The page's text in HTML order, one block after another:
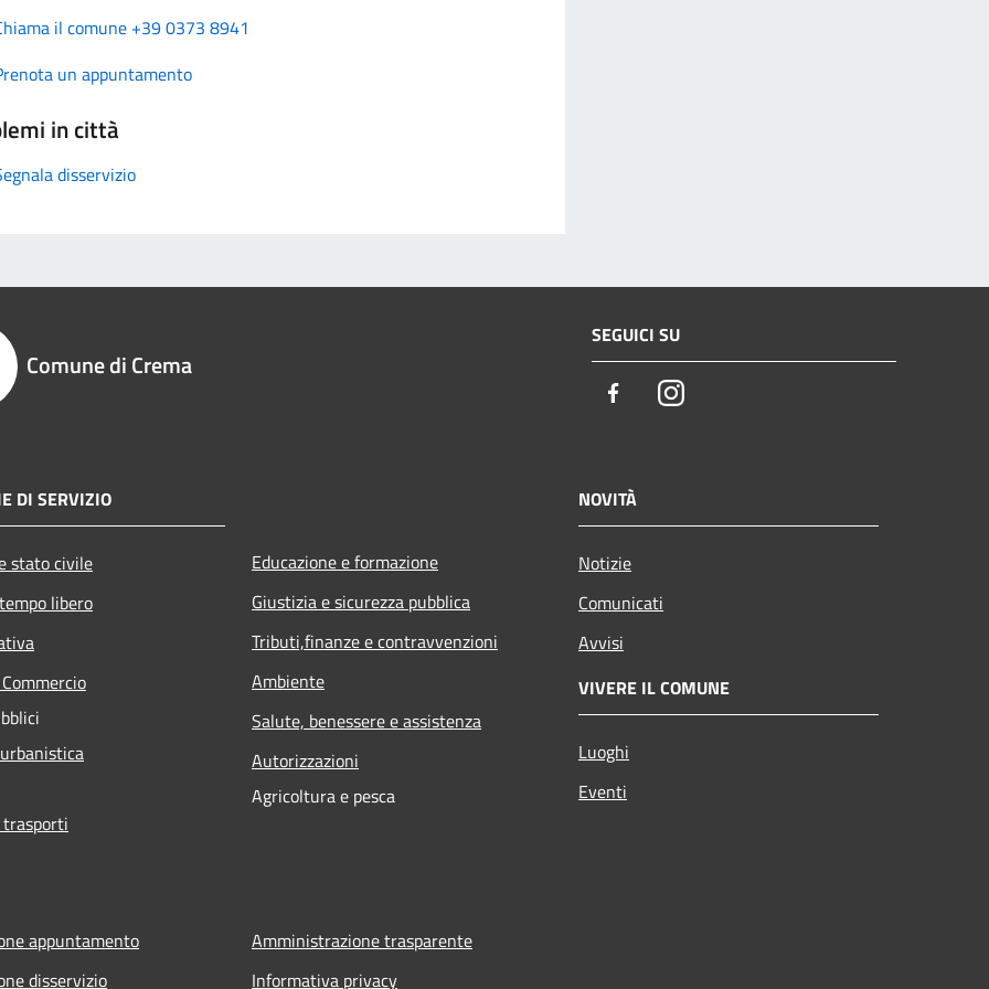
il comune +39 0373 8941
un appuntamento
in città
disservizio
Comune di Crema
SEGUICI SU
FacebookInstagram
DI SERVIZIO
stato civile
libero
Educazione e formazione
Giustizia e sicurezza pubblica
Tributi,finanze e contravvenzioni
Ambiente
Salute, benessere e assistenza
Autorizzazioni
Agricoltura e pesca
NOVITÀ
Notizie
Comunicati
Avvisi
VIVERE IL COMUNE
Luoghi
Eventi
appuntamento
disservizio
Amministrazione trasparente
Informativa privacy